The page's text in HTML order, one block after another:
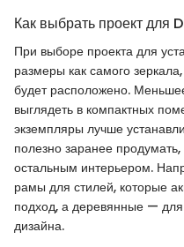
Как выбрать проект для
При выборе проекта для
размеры как самого
будет расположено.
выглядеть в компактных
экземпляры лучше
полезно заранее продумать,
остальным интерьером.
рамы для стилей, которые
подход, а деревянные — для
дизайна.